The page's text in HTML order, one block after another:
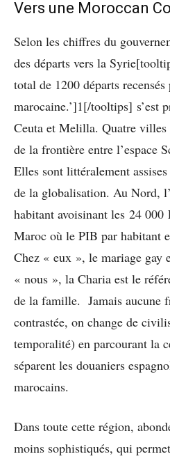
Vers une Moroccan
Selon les chiffres du
des départs vers la
total de 1200 départs
marocaine.’]1[/tooltips] s’est
Ceuta et Melilla. Quatre villes
de la frontière entre l’espace
Elles sont littéralement
de la globalisation. Au Nord,
habitant avoisinant les 24 000
Maroc où le PIB par habitant
Chez « eux », le mariage gay
« nous », la Charia est le
de la famille. Jamais aucune
contrastée, on change de
temporalité) en parcourant la
séparent les douaniers
marocains.
Dans toute cette région,
moins sophistiqués, qui